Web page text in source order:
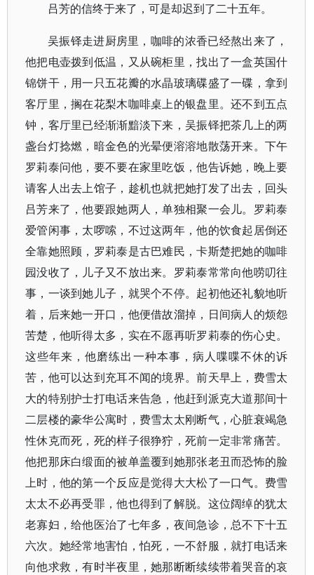
吕芳的信终于来了，可是却迟到了二十五年。
吴振铎走进厨房里，咖啡的浓香已经熬出来了，
他把电壶拨到低温，又从碗柜里，找出了一盒英国什
锦饼干，用一只五花瓣的水晶玻璃碟盛了一碟，拿到
客厅里，搁在花梨木咖啡桌上的银盘里。还不到五点
钟，客厅里已经渐渐黯淡下来，吴振铎把茶几上的两
盏台灯捻燃，暗金色的光晕便溶溶地散荡开来。下午
罗莉泰问他，要不要在家里吃饭，他告诉她，晚上要
请客人出去上馆子，趁机也就把她打发了出去，回头
吕芳来了，他要跟她两人，单独相聚一会儿。罗莉泰
爱管闲事，太啰嗦，不过这两年，他的饮食起居倒还
全靠她照顾，罗莉泰是古巴难民，卡斯楚把她的咖啡
园没收了，儿子又不放出来。罗莉泰常常向他唠叨往
事，一谈到她儿子，就哭个不停。起初他还礼貌地听
着，后来她一开口，他便借故溜掉，日间病人的烦怨
苦楚，他听得太多，实在不愿再听罗莉泰的伤心史。
这些年来，他磨练出一种本事，病人喋喋不休的诉
苦，他可以达到充耳不闻的境界。前天早上，费雪太
大的特别护士打电话来告急，他赶到派克大道那间十
二层楼的豪华公寓时，费雪太太刚断气，心脏衰竭急
性休克而死，死的样子很狰狞，死前一定非常痛苦。
他把那床白缎面的被单盖覆到她那张老丑而恐怖的脸
上时，他的第一个反应是觉得大大松了一口气。费雪
太太不必再受罪，他也得到了解脱。这位阔绰的犹太
老寡妇，给他医治了七年多，夜间急诊，总不下十五
六次。她经常地害怕，怕死，一不舒服，就打电话来
向他求救，有时半夜里，她那断断续续带着哭音的哀